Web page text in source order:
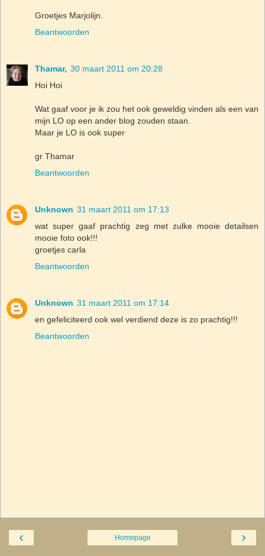
Groetjes Marjolijn.
Beantwoorden
Thamar, 30 maart 2011 om 20:28
Hoi Hoi
Wat gaaf voor je ik zou het ook geweldig vinden als een van
mijn LO op een ander blog zouden staan.
Maar je LO is ook super
gr Thamar
Beantwoorden
Unknown 31 maart 2011 om 17:13
wat super gaaf prachtig zeg met zulke mooie detailsen
mooie foto ook!!!
groetjes carla
Beantwoorden
Unknown 31 maart 2011 om 17:14
en gefeliciteerd ook wel verdiend deze is zo prachtig!!!
Beantwoorden
‹ ›
Homepage